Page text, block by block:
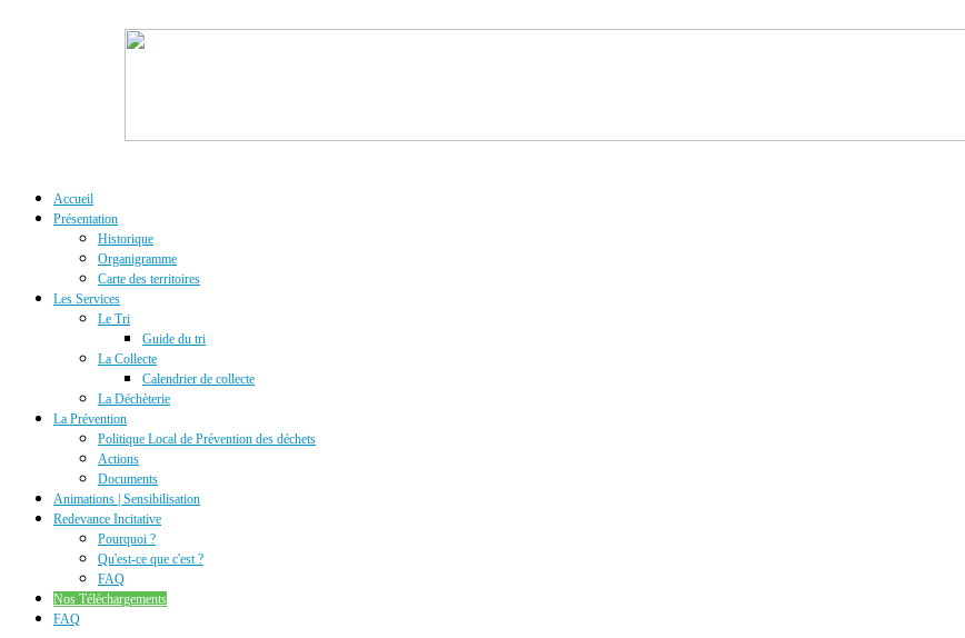
Accueil
Présentation
Historique
Organigramme
Carte des territoires
Les Services
Le Tri
Guide du tri
La Collecte
Calendrier de collecte
La Déchèterie
La Prévention
Politique Local de Prévention des déchets
Actions
Documents
Animations | Sensibilisation
Redevance Incitative
Pourquoi ?
Qu'est-ce que c'est ?
FAQ
Nos Téléchargements
FAQ